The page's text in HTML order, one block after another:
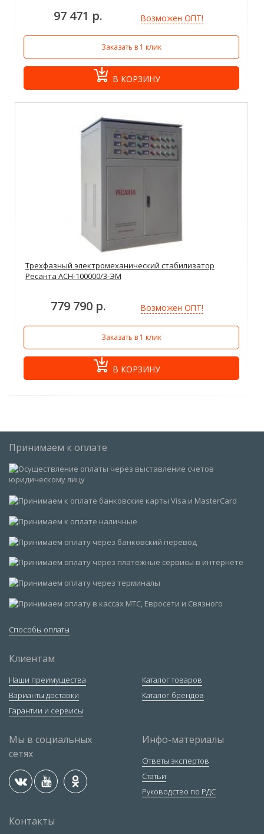
97 471 р. Возможен ОПТ!
Заказать в 1 клик
В КОРЗИНУ
Трехфазный электромеханический стабилизатор
Ресанта АСН-100000/3-ЭМ
779 790 р. Возможен ОПТ!
Заказать в 1 клик
В КОРЗИНУ
Принимаем к оплате
Способы оплаты
Клиентам
Наши преимущества
Варианты доставки
Гарантии и сервисы
Каталог товаров
Каталог брендов
Мы в социальных
сетях
Инфо-материалы
Ответы экспертов
Статьи
Руководство по РДС
Контакты